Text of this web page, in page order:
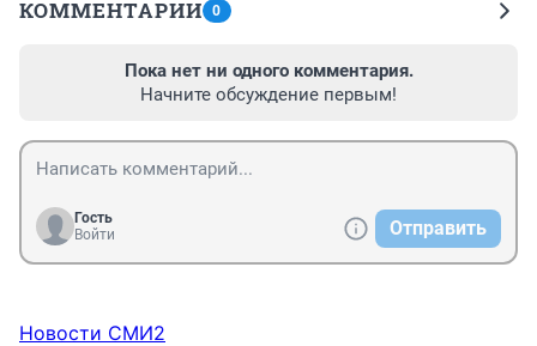
КОММЕНТАРИИ 0
Пока нет ни одного комментария.
Начните обсуждение первым!
Гость
Войти
Отправить
Новости СМИ2